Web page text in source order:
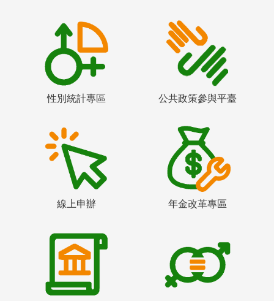
性別統計專區 公共政策參與平臺
線上申辦 年金改革專區